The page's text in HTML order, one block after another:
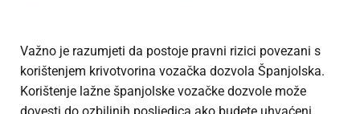
Važno je razumjeti da postoje pravni rizici povezani s
korištenjem krivotvorina vozačka dozvola Španjolska.
Korištenje lažne španjolske vozačke dozvole može